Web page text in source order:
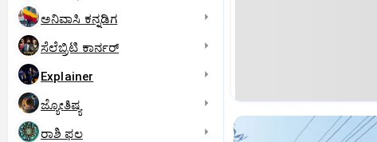
ಅನಿವಾಸಿ ಕನ್ನಡಿಗ
ಸೆಲೆಬ್ರಿಟಿ ಕಾರ್ನರ್‌
Explainer
ಜ್ಯೋತಿಷ್ಯ
ರಾಶಿ ಫಲ